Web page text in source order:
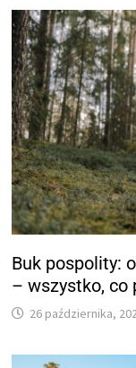
Buk pospolity:
– wszystko, co
26 października,